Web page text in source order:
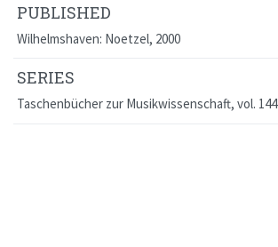
PUBLISHED
Wilhelmshaven: Noetzel, 2000
SERIES
Taschenbücher zur Musikwissenschaft, vol. 144